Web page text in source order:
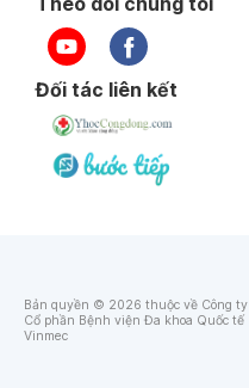
Đối tác liên kết
Bản quyền © 2026 thuộc về Công ty
Cổ phần Bệnh viện Đa khoa Quốc tế
Vinmec